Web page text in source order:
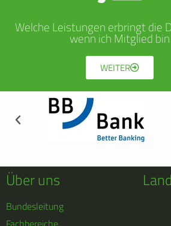
Welche Leistungen erbringt die
wenn ich Mitglied bin
WEITER
Über uns
Bundesleitung